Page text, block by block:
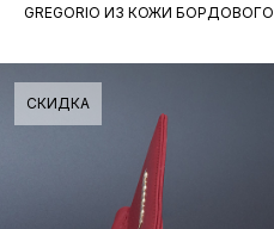
GREGORIO ИЗ КОЖИ
СКИДКА